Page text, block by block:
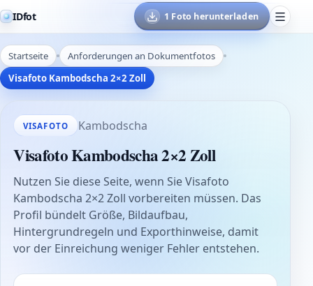
IDfot 1 Foto herunterladen
Startseite
Anforderungen an Dokumentfotos
Visafoto Kambodscha 2×2 Zoll
VISAFOTO Kambodscha
Visafoto Kambodscha 2×2 Zoll
Nutzen Sie diese Seite, wenn Sie Visafoto
Kambodscha 2×2 Zoll vorbereiten müssen. Das
Profil bündelt Größe, Bildaufbau,
Hintergrundregeln und Exporthinweise, damit
vor der Einreichung weniger Fehler entstehen.